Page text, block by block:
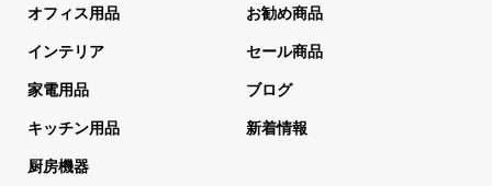
オフィス用品
インテリア
家電用品
キッチン用品
厨房機器
お勧め商品
セール商品
ブログ
新着情報